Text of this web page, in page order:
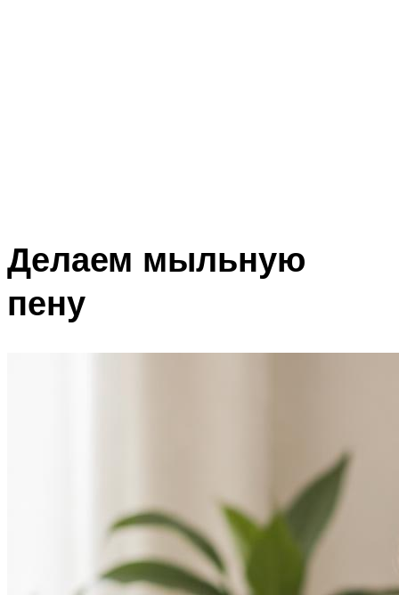
Делаем мыльную
пену